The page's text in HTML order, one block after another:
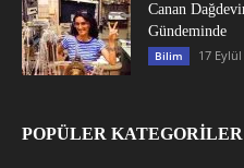
Canan
Gündeminde
Bilim 17
POPÜLER KATEGORİLER